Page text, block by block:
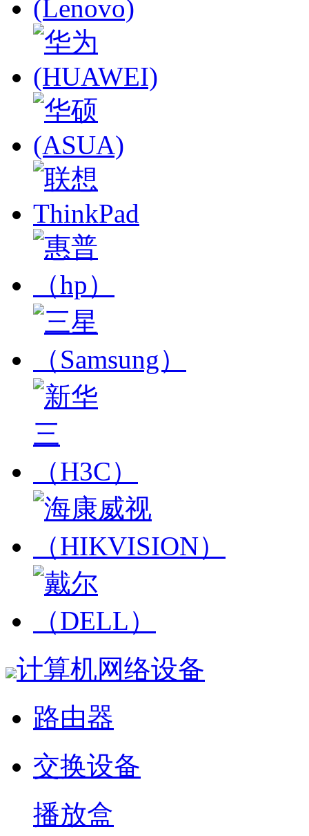
计算机网络设备
路由器
交换设备
播放盒